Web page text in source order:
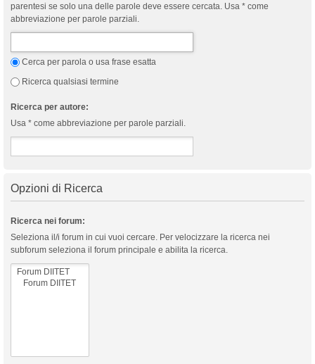
parentesi se solo una delle parole deve essere cercata. Usa * come
abbreviazione per parole parziali.
Cerca per parola o usa frase esatta
Ricerca qualsiasi termine
Ricerca per autore:
Usa * come abbreviazione per parole parziali.
Opzioni di Ricerca
Ricerca nei forum:
Seleziona il/i forum in cui vuoi cercare. Per velocizzare la ricerca nei
subforum seleziona il forum principale e abilita la ricerca.